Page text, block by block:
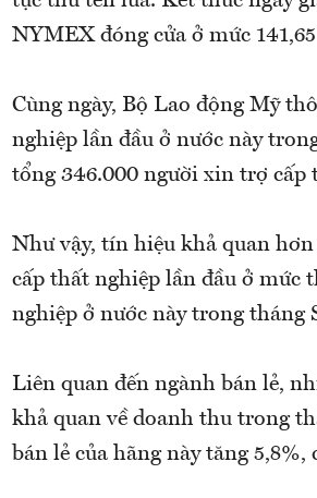
NYMEX đóng cửa ở mức
Cùng ngày, Bộ Lao động Mỹ
nghiệp lần đầu ở nước này
tổng 346.000 người xin trợ cấp
Như vậy, tín hiệu khả quan
cấp thất nghiệp lần đầu ở mức
nghiệp ở nước này trong tháng
Liên quan đến ngành bán lẻ,
khả quan về doanh thu trong
bán lẻ của hãng này tăng